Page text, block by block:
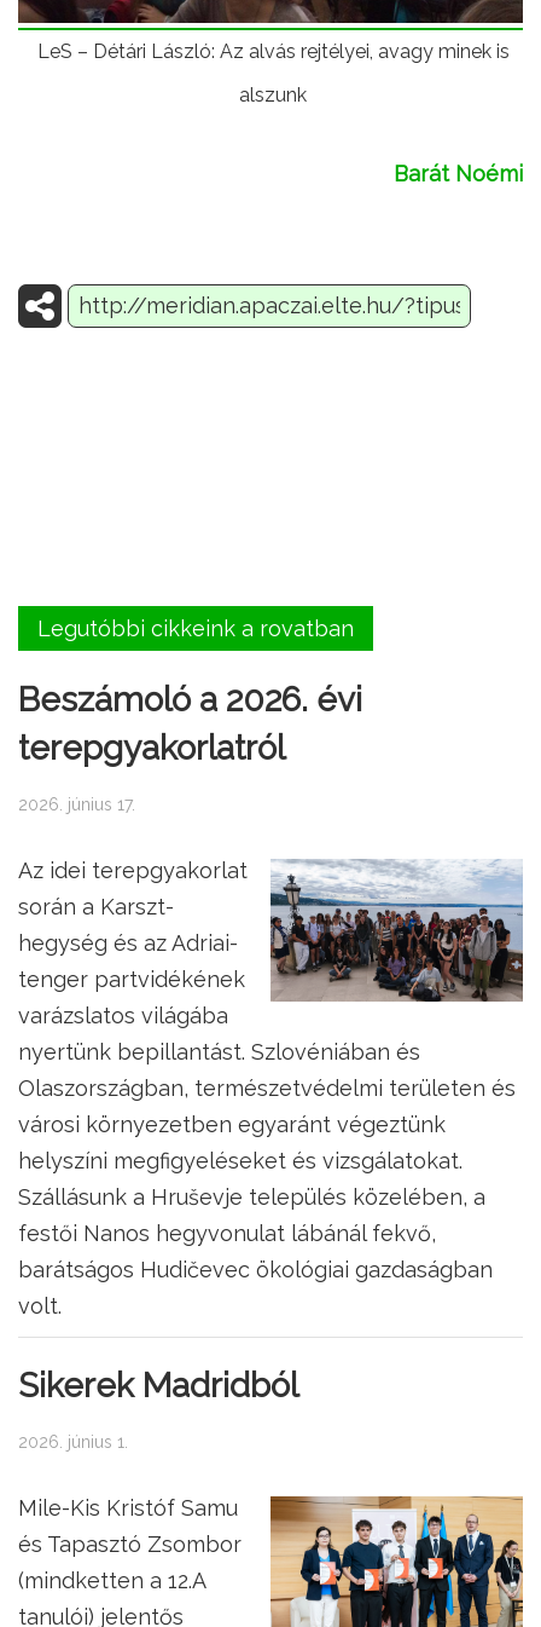
LeS – Détári László: Az alvás rejtélyei, avagy minek is
alszunk
Barát Noémi
Legutóbbi cikkeink a rovatban
Beszámoló a 2026. évi
terepgyakorlatról
2026. június 17.
Az idei terepgyakorlat
során a Karszt-
hegység és az Adriai-
tenger partvidékének
varázslatos világába
nyertünk bepillantást. Szlovéniában és
Olaszországban, természetvédelmi területen és
városi környezetben egyaránt végeztünk
helyszíni megfigyeléseket és vizsgálatokat.
Szállásunk a Hruševje település közelében, a
festői Nanos hegyvonulat lábánál fekvő,
barátságos Hudičevec ökológiai gazdaságban
volt.
Sikerek Madridból
2026. június 1.
Mile-Kis Kristóf Samu
és Tapasztó Zsombor
(mindketten a 12.A
tanulói) jelentős